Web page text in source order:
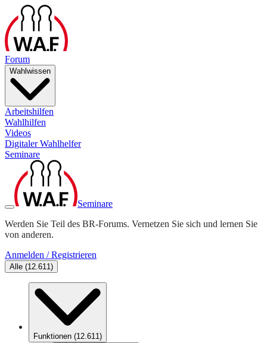
Forum
Wahlwissen
Arbeitshilfen
Wahlhilfen
Videos
Digitaler Wahlhelfer
Seminare
Seminare
Werden Sie Teil des BR-Forums. Vernetzen Sie sich und lernen Sie
von anderen.
Anmelden / Registrieren
Alle (12.611)
Funktionen (12.611)